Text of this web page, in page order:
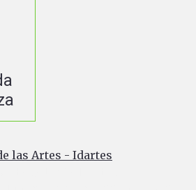
las Artes - Idartes